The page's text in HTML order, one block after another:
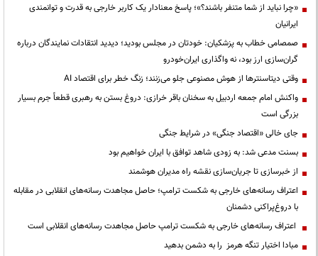
«چرا نباید از شما متنفر باشند؟»؛ پاسخ معنادار یک کاربر خارجی به قدرت و توانمندی
ایرانیان
صمصامی خطاب به پزشکیان: خودتان در مجلس بودید؛ دیدید انتقادات نمایندگان درباره
گران‌سازی ارز بود، نه واگذاری ایران‌خودرو
وقتی دیتاسنترها از هوش مصنوعی جلو می‌زنند؛ زنگ خطر برای اقتصاد AI
واکنش امام جمعه اردبیل به سخنان باقر خرازی: دروغ بستن به رهبری قطعاً جرم بسیار
بزرگی است
جای خالی «اقتصاد جنگی» در شرایط جنگی
بسنت مدعی شد: به زودی شاهد توافق با ایران خواهیم بود
از خبرسازی تا جریان‌سازی نقشه راه مدیران هوشمند
اعتراف رسانه‌های خارجی به شکست ترامپ؛ حاصل مجاهدت رسانه‌های انقلابی در مقابله
با دروغ‌پراکنی دشمنان
اعتراف رسانه‌های خارجی به شکست ترامپ حاصل مجاهدت رسانه‌های انقلابی است
مبادا اختیار تنگه هرمز را به دشمن بدهید